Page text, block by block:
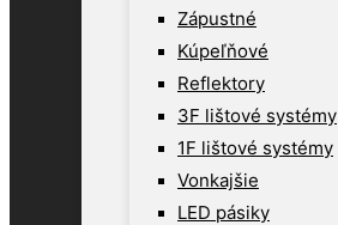
Zápustné
Kúpeľňové
Reflektory
3F lištové systémy
1F lištové systémy
Vonkajšie
LED pásiky